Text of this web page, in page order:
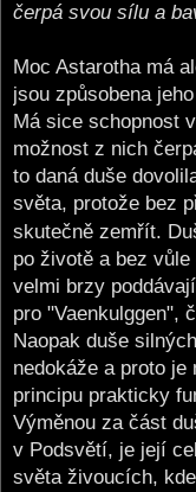
čerpá svou sílu a
Moc Astarotha má
jsou způsobena
Má sice schopnost
možnost z nich
to daná duše
světa, protože bez
skutečně zemřít.
po životě a bez
velmi brzy
pro "Vaenkulggen",
Naopak duše
nedokáže a proto je
principu prakticky
Výměnou za část
v Podsvětí, je její
světa živoucích,